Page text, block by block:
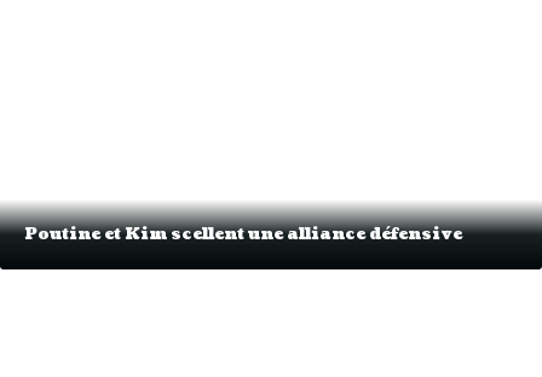
Poutine et Kim scellent une alliance défensive